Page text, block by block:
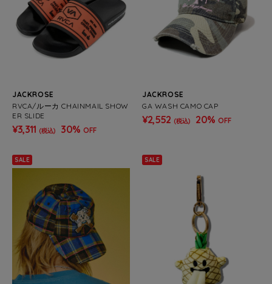
JACKROSE
RVCA/ルーカ CHAINMAIL SHOW
ER SLIDE
¥3,311 (税込) 30% OFF
JACKROSE
GA WASH CAMO CAP
¥2,552 (税込) 20% OFF
SALE SALE